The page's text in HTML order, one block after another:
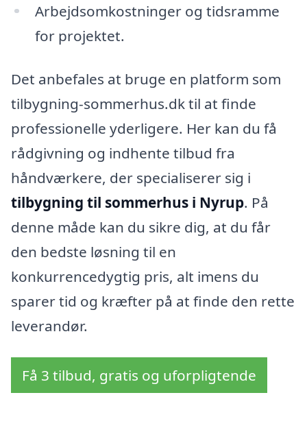
Arbejdsomkostninger og tidsramme
for projektet.
Det anbefales at bruge en platform som
tilbygning-sommerhus.dk til at finde
professionelle yderligere. Her kan du få
rådgivning og indhente tilbud fra
håndværkere, der specialiserer sig i
tilbygning til sommerhus i Nyrup. På
denne måde kan du sikre dig, at du får
den bedste løsning til en
konkurrencedygtig pris, alt imens du
sparer tid og kræfter på at finde den rette
leverandør.
Få 3 tilbud, gratis og uforpligtende